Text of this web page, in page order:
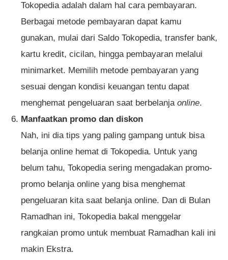
Tokopedia adalah dalam hal cara pembayaran.
Berbagai metode pembayaran dapat kamu
gunakan, mulai dari Saldo Tokopedia, transfer bank,
kartu kredit, cicilan, hingga pembayaran melalui
minimarket. Memilih metode pembayaran yang
sesuai dengan kondisi keuangan tentu dapat
menghemat pengeluaran saat berbelanja online.
Manfaatkan promo dan diskon
Nah, ini dia tips yang paling gampang untuk bisa
belanja online hemat di Tokopedia. Untuk yang
belum tahu, Tokopedia sering mengadakan promo-
promo belanja online yang bisa menghemat
pengeluaran kita saat belanja online. Dan di Bulan
Ramadhan ini, Tokopedia bakal menggelar
rangkaian promo untuk membuat Ramadhan kali ini
makin Ekstra.